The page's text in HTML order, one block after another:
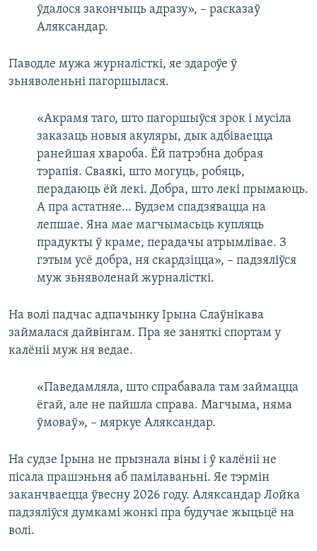
ўдалося закончыць адразу», – расказаў
Аляксандар.
Паводле мужа журналісткі, яе здароўе ў
зьняволеньні пагоршылася.
«Акрамя таго, што пагоршыўся зрок і мусіла
заказаць новыя акуляры, дык адбіваецца
ранейшая хвароба. Ёй патрэбна добрая
тэрапія. Сваякі, што могуць, робяць,
перадаюць ёй лекі. Добра, што лекі прымаюць.
А пра астатняе… Будзем спадзявацца на
лепшае. Яна мае магчымасьць купляць
прадукты ў краме, перадачы атрымлівае. З
гэтым усё добра, ня скардзіцца», – падзяліўся
муж зьняволенай журналісткі.
На волі падчас адпачынку Ірына Слаўнікава
займалася дайвінгам. Пра яе заняткі спортам у
калёніі муж ня ведае.
«Паведамляла, што спрабавала там займацца
ёгай, але не пайшла справа. Магчыма, няма
ўмоваў», – мяркуе Аляксандар.
На судзе Ірына не прызнала віны і ў калёніі не
пісала прашэньня аб памілаваньні. Яе тэрмін
заканчваецца ўвесну 2026 году. Аляксандар Лойка
падзяліўся думкамі жонкі пра будучае жыцьцё на
волі.